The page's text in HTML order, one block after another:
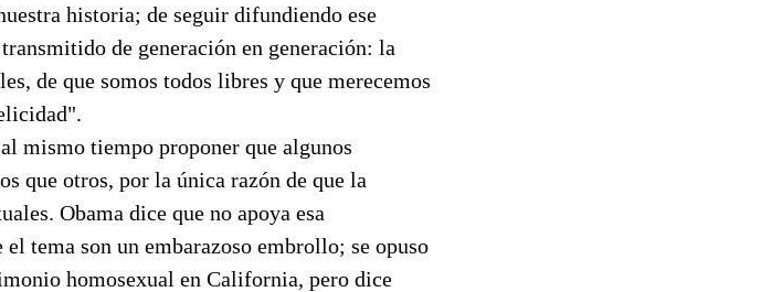
historia; de seguir difundiendo ese
de generación en generación: la
de que somos todos libres y que merecemos
mismo tiempo proponer que algunos
que otros, por la única razón de que la
Obama dice que no apoya esa
tema son un embarazoso embrollo; se opuso
homosexual en California, pero dice